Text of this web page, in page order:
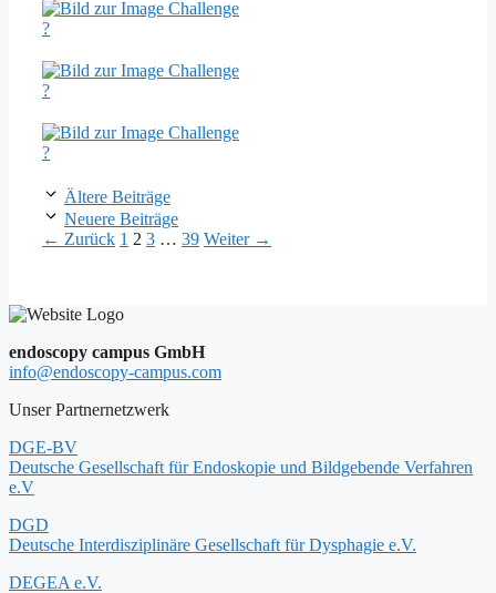
?
?
?
Ältere Beiträge
Neuere Beiträge
← Zurück Seite
1 Seite
2 Seite
3 … Seite
39 Weiter →
endoscopy campus GmbH
info@endoscopy-campus.com
Unser Partnernetzwerk
DGE-BV
Deutsche Gesellschaft für Endoskopie und Bildgebende Verfahren
e.V
DGD
Deutsche Interdisziplinäre Gesellschaft für Dysphagie e.V.
DEGEA e.V.